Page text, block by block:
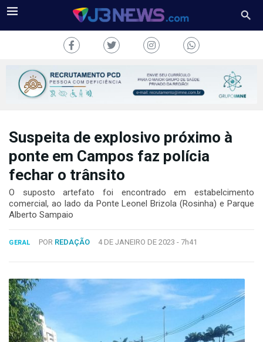
J3NEWS
TV
COLUNAS
FALE
Copyright
Desenvolvido
por
Hesea
Tecnologia
Sistemas
Suspeita de explosivo próximo à
ponte em Campos faz polícia
fechar o trânsito
O suposto artefato foi encontrado em estabelcimento
comercial, ao lado da Ponte Leonel Brizola (Rosinha) e Parque
Alberto Sampaio
GERAL POR REDAÇÃO 4 DE JANEIRO DE 2023 - 7h41